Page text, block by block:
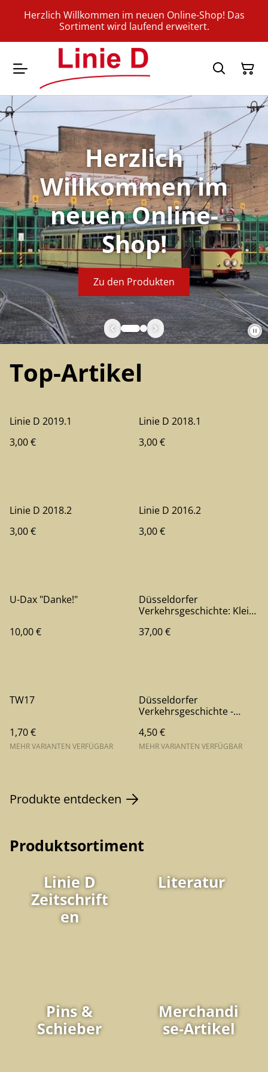
Herzlich Willkommen im neuen Online-Shop! Das
Sortiment wird laufend erweitert.
Herzlich
Willkommen im
neuen Online-
Shop!
Zu den Produkten
Top-Artikel
Linie D 2019.1
3,00 €
Linie D 2018.1
3,00 €
Linie D 2018.2
3,00 €
Linie D 2016.2
3,00 €
U-Dax "Danke!"
10,00 €
Düsseldorfer
Verkehrsgeschichte: Klein-
Straßenbahnfahrzeuge
37,00 €
TW17
1,70 €
MEHR VARIANTEN VERFÜGBAR
Düsseldorfer
Verkehrsgeschichte -
Bahn&Bus)
4,50 €
MEHR VARIANTEN VERFÜGBAR
Produkte entdecken
Produktsortiment
Linie D
Zeitschrift
en
Literatur
Pins &
Schieber
Merchandi
se-Artikel